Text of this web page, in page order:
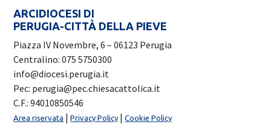
ARCIDIOCESI DI
PERUGIA-CITTÀ DELLA PIEVE
Piazza IV Novembre, 6 – 06123 Perugia
Centralino: 075 5750300
info@diocesi.perugia.it
Pec: perugia@pec.chiesacattolica.it
C.F.: 94010850546
Area riservata |Privacy Policy |Cookie Policy